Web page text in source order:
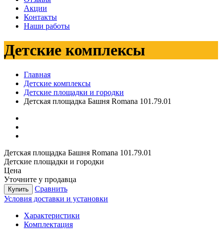
Акции
Контакты
Наши работы
Детские комплексы
Главная
Детские комплексы
Детские площадки и городки
Детская площадка Башня Romana 101.79.01
Детская площадка Башня Romana 101.79.01
Детские площадки и городки
Цена
Уточните у продавца
Купить
Сравнить
Условия доставки и установки
Характеристики
Комплектация